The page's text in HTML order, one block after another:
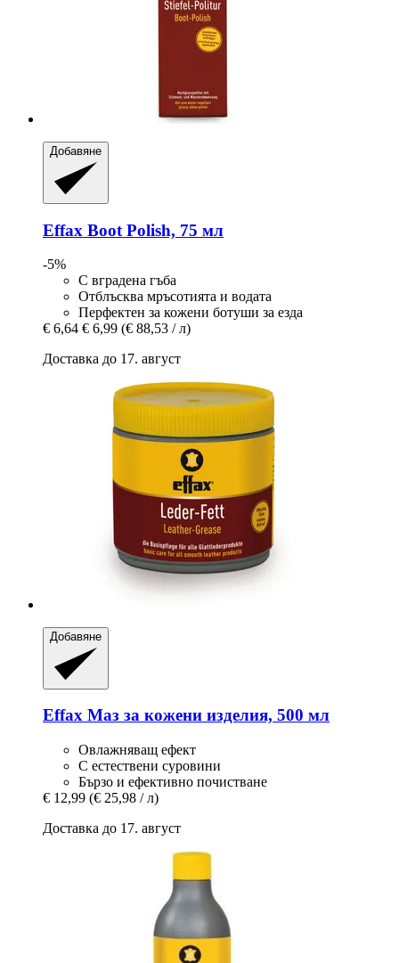
Добавяне
Effax Boot Polish, 75 мл
-5%
С вградена гъба
Отблъсква мръсотията и водата
Перфектен за кожени ботуши за езда
€ 6,64 € 6,99 (€ 88,53 / л)
Доставка до 17. август
Добавяне
Effax Маз за кожени изделия, 500 мл
Овлажняващ ефект
С естествени суровини
Бързо и ефективно почистване
€ 12,99 (€ 25,98 / л)
Доставка до 17. август